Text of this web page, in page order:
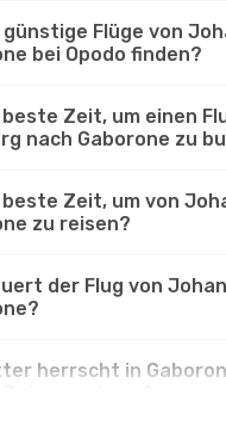
günstige Flüge von
bei Opodo finden?
Zeit, um einen
nach Gaborone zu
Zeit, um von
zu reisen?
der Flug von
herrscht in